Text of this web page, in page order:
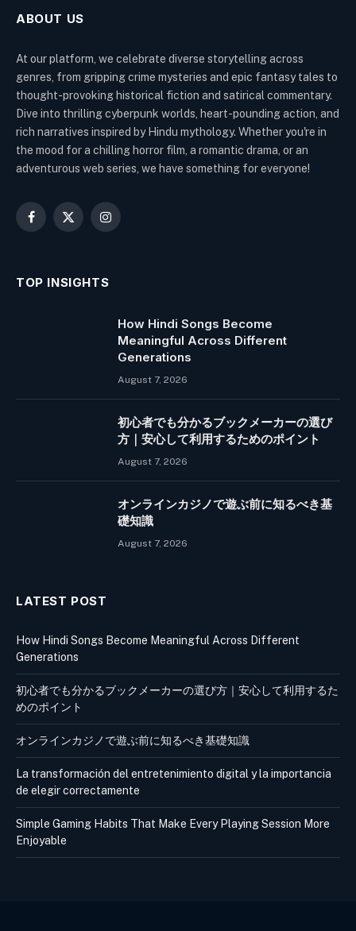
ABOUT US
At our platform, we celebrate diverse storytelling across
genres, from gripping crime mysteries and epic fantasy tales to
thought-provoking historical fiction and satirical commentary.
Dive into thrilling cyberpunk worlds, heart-pounding action, and
rich narratives inspired by Hindu mythology. Whether you're in
the mood for a chilling horror film, a romantic drama, or an
adventurous web series, we have something for everyone!
Facebook
X
Instagram
TOP INSIGHTS
How Hindi Songs Become
Meaningful Across Different
Generations
August 7, 2026
初心者でも分かるブックメーカーの選び
方｜安心して利用するためのポイント
August 7, 2026
オンラインカジノで遊ぶ前に知るべき基
礎知識
August 7, 2026
LATEST POST
How Hindi Songs Become Meaningful Across Different
Generations
初心者でも分かるブックメーカーの選び方｜安心して利用するた
めのポイント
オンラインカジノで遊ぶ前に知るべき基礎知識
La transformación del entretenimiento digital y la importancia
de elegir correctamente
Simple Gaming Habits That Make Every Playing Session More
Enjoyable